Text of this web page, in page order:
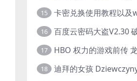
15
16
17
18